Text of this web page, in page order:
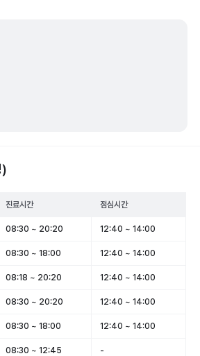
)
진료시간 점심시간
08:30 ~ 20:20 12:40 ~ 14:00
08:30 ~ 18:00 12:40 ~ 14:00
08:18 ~ 20:20 12:40 ~ 14:00
08:30 ~ 20:20 12:40 ~ 14:00
08:30 ~ 18:00 12:40 ~ 14:00
08:30 ~ 12:45 -